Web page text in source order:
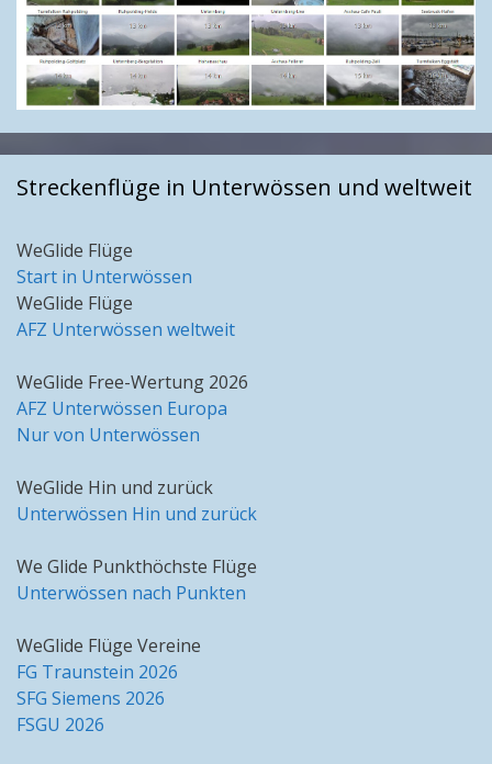
Streckenflüge in Unterwössen und weltweit
WeGlide Flüge
Start in Unterwössen
WeGlide Flüge
AFZ Unterwössen weltweit
WeGlide Free-Wertung 2026
AFZ Unterwössen Europa
Nur von Unterwössen
WeGlide Hin und zurück
Unterwössen Hin und zurück
We Glide Punkthöchste Flüge
Unterwössen nach Punkten
WeGlide Flüge Vereine
FG Traunstein 2026
SFG Siemens 2026
FSGU 2026